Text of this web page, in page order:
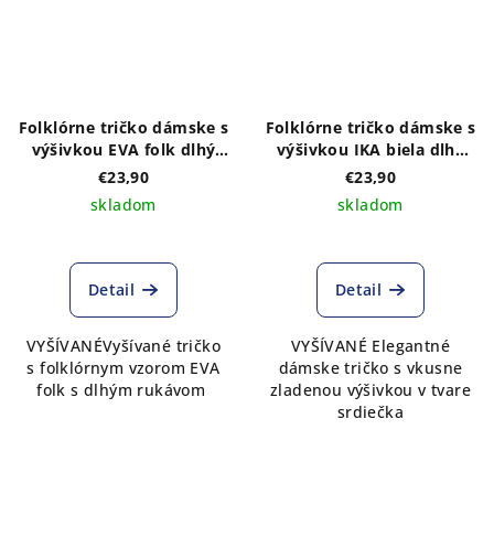
Folklórne tričko dámske s
výšivkou EVA folk dlhý
rukáv
€23,90
skladom
Detail
VYŠÍVANÉVyšívané tričko
s folklórnym vzorom EVA
folk s dlhým rukávom
Folklórne tričko dámske s
výšivkou IKA biela dlhý
rukáv
€23,90
skladom
Detail
VYŠÍVANÉ Elegantné
dámske tričko s vkusne
zladenou výšivkou v tvare
srdiečka